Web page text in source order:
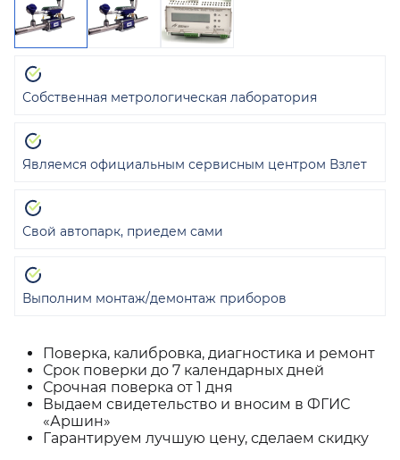
Поверка, калибровка, диагностика и ремонт
Срок поверки до 7 календарных дней
Срочная поверка от 1 дня
Выдаем свидетельство и вносим в ФГИС
«Аршин»
Гарантируем лучшую цену, сделаем скидку
Собственная метрологическая лаборатория
Являемся официальным сервисным центром Взлет
Свой автопарк, приедем сами
Выполним монтаж/демонтаж приборов